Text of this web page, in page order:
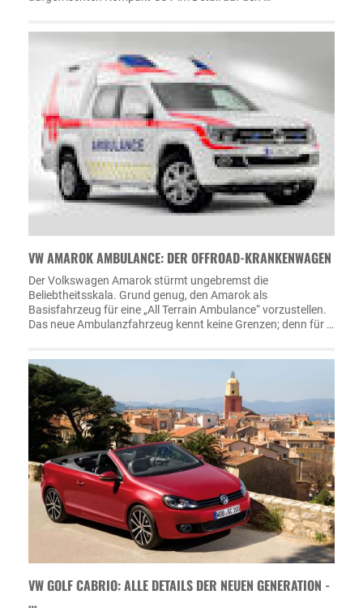
VW AMAROK AMBULANCE: DER OFFROAD-KRANKENWAGEN
Der Volkswagen Amarok stürmt ungebremst die
Beliebtheitsskala. Grund genug, den Amarok als
Basisfahrzeug für eine „All Terrain Ambulance“ vorzustellen.
Das neue Ambulanzfahrzeug kennt keine Grenzen; denn für …
VW GOLF CABRIO: ALLE DETAILS DER NEUEN GENERATION -
…